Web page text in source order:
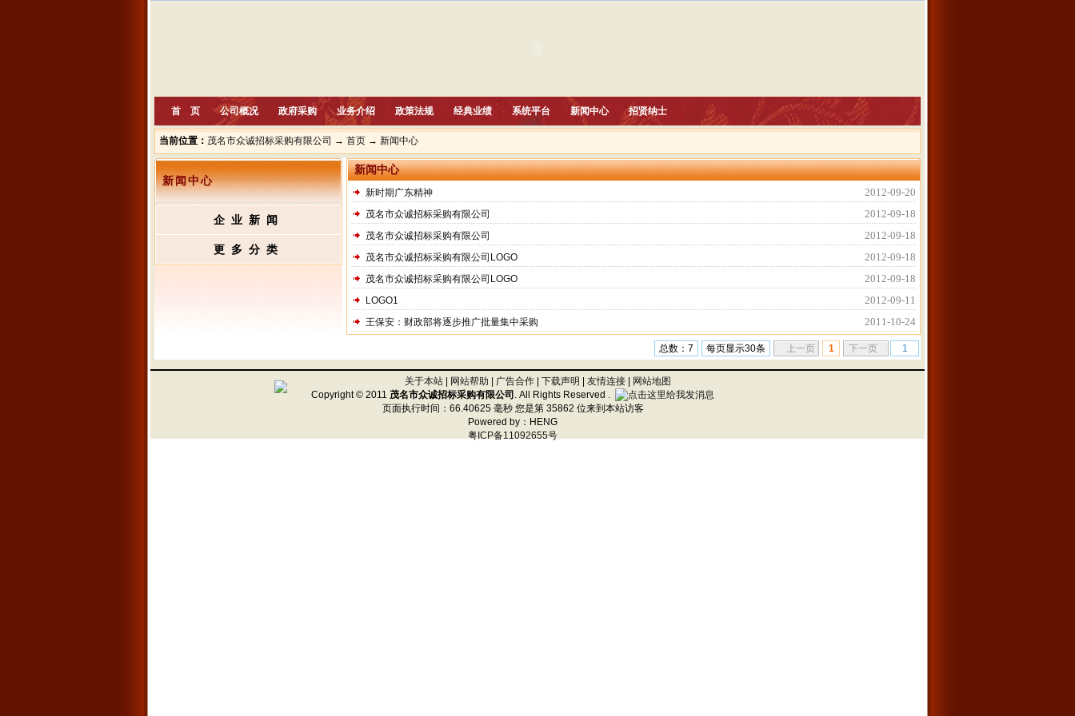
首 页 公司概况 政府采购 业务介绍 政策法规 经典业绩 系统平台 新闻中心 招贤纳士
当前位置： 茂名市众诚招标采购有限公司 → 首页 → 新闻中心
新闻中心
新时期广东精神 2012-09-20
茂名市众诚招标采购有限公司 2012-09-18
茂名市众诚招标采购有限公司 2012-09-18
茂名市众诚招标采购有限公司LOGO 2012-09-18
茂名市众诚招标采购有限公司LOGO 2012-09-18
LOGO1 2012-09-11
王保安：财政部将逐步推广批量集中采购 2011-10-24
总数：7 每页显示30条 上一页 1 下一页
新闻中心
企业新闻
更多分类
关于本站| 网站帮助 广告合作| 下载声明 友情连接|
网站地图
Copyright © 2011 茂名市众诚招标采购有限公司 . All Rights Reserved .
页面执行时间：66.40625 毫秒 您是第 35862 位来到本站访客
Powered by：HENG
粤ICP备11092655号